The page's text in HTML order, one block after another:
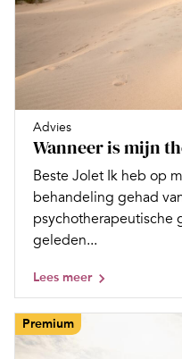
Advies
Wanneer is mijn
Beste Jolet Ik heb op
behandeling gehad
psychotherapeutische
geleden...
Lees meer
Premium